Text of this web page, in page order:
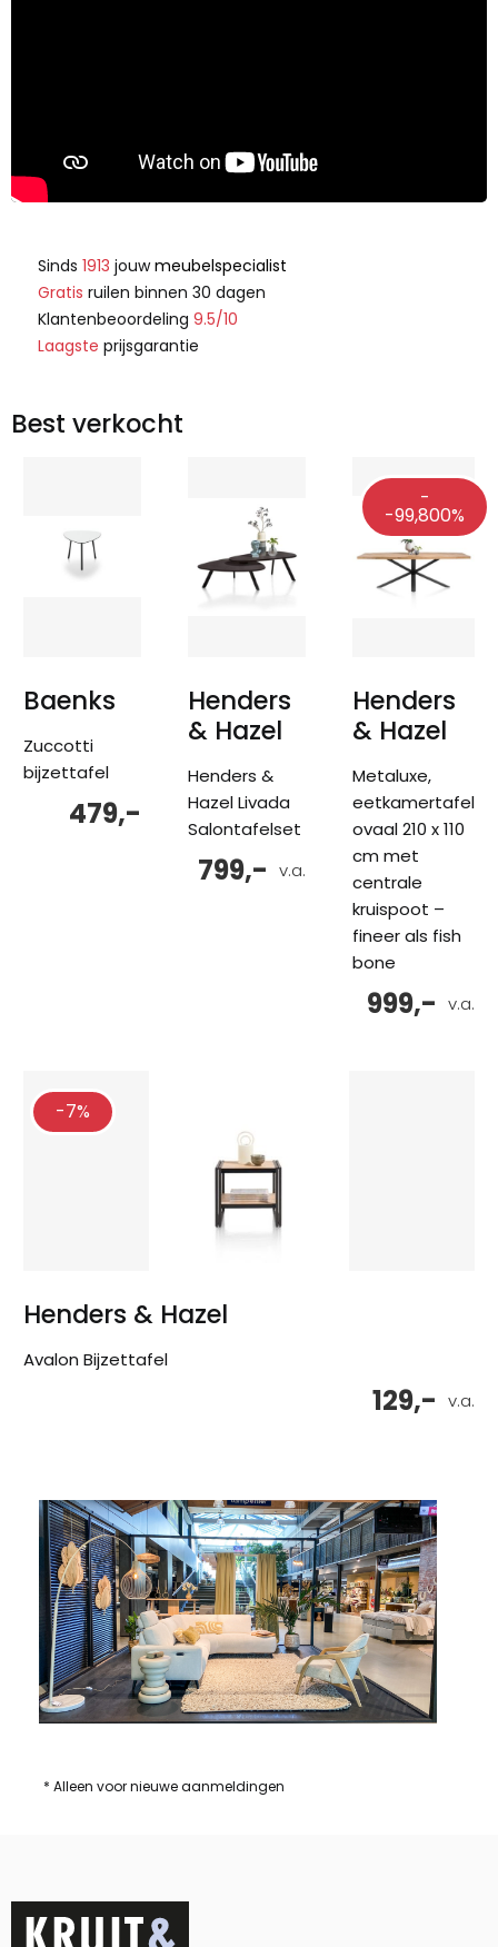
Sinds 1913 jouwmeubelspecialist
Gratis ruilen binnen 30 dagen
Klantenbeoordeling 9.5/10
Laagste prijsgarantie
Best verkocht
Baenks
Zuccotti
bijzettafel
479,-
Henders
& Hazel
Henders &
Hazel Livada
Salontafelset
v.a.
799,-
-
-99,800%
Henders
& Hazel
Metaluxe,
eetkamertafel
ovaal 210 x 110
cm met
centrale
kruispoot –
fineer als fish
bone
v.a.
999,-
-7%
Henders & Hazel
Avalon Bijzettafel
v.a.
129,-
* Alleen voor nieuwe aanmeldingen